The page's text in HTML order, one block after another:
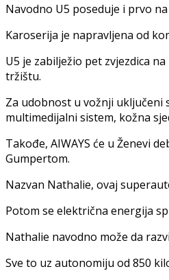
Navodno U5 poseduje i prvo
Karoserija je napravljena od
U5 je zabilježio pet zvjezdica
tržištu.
Za udobnost u vožnji uključeni
multimedijalni sistem, kožna
Takođe, AIWAYS će u Ženevi
Gumpertom.
Nazvan Nathalie, ovaj
Potom se električna energija
Nathalie navodno može da
Sve to uz autonomiju od 850